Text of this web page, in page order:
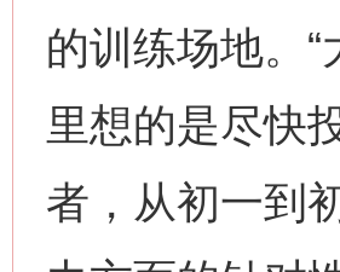
的训练场地。
里想的是尽快
者，从初一到